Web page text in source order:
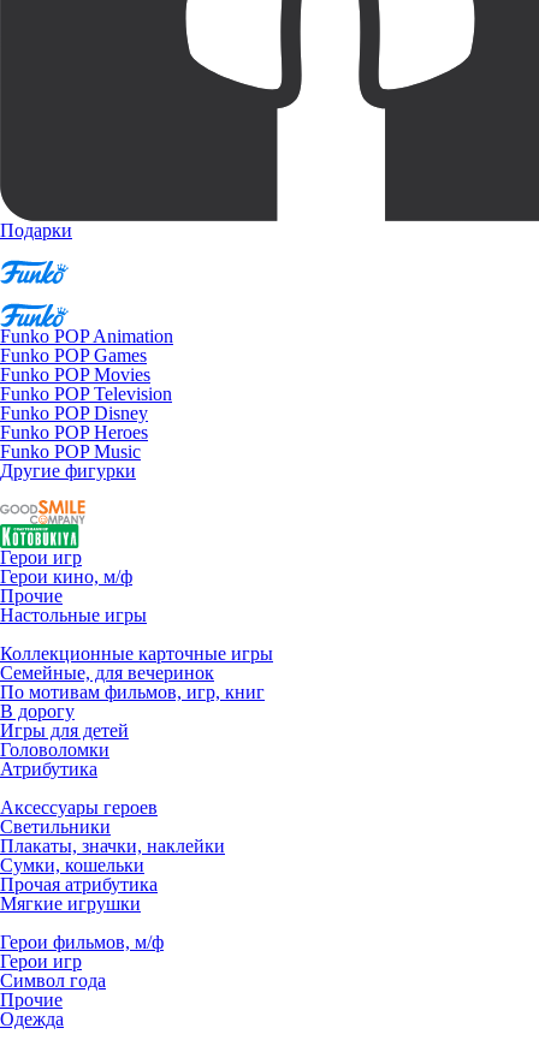
Подарки
Funko POP Animation
Funko POP Games
Funko POP Movies
Funko POP Television
Funko POP Disney
Funko POP Heroes
Funko POP Music
Другие фигурки
Герои игр
Герои кино, м/ф
Прочие
Настольные игры
Коллекционные карточные игры
Семейные, для вечеринок
По мотивам фильмов, игр, книг
В дорогу
Игры для детей
Головоломки
Атрибутика
Аксессуары героев
Светильники
Плакаты, значки, наклейки
Сумки, кошельки
Прочая атрибутика
Мягкие игрушки
Герои фильмов, м/ф
Герои игр
Символ года
Прочие
Одежда